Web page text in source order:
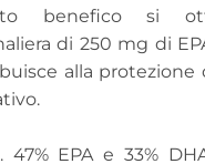
benefico si
di 250 mg di
alla protezione
EPA e 33%